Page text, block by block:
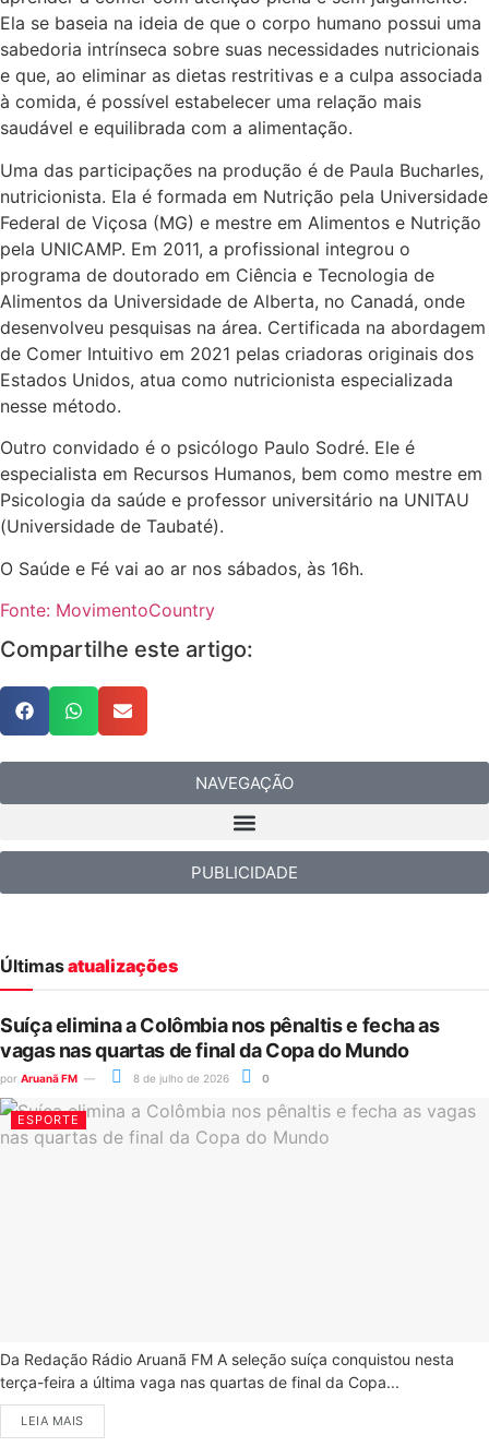
Ela se baseia na ideia de que o corpo humano possui uma
sabedoria intrínseca sobre suas necessidades nutricionais
e que, ao eliminar as dietas restritivas e a culpa associada
à comida, é possível estabelecer uma relação mais
saudável e equilibrada com a alimentação.
Uma das participações na produção é de Paula Bucharles,
nutricionista. Ela é formada em Nutrição pela Universidade
Federal de Viçosa (MG) e mestre em Alimentos e Nutrição
pela UNICAMP. Em 2011, a profissional integrou o
programa de doutorado em Ciência e Tecnologia de
Alimentos da Universidade de Alberta, no Canadá, onde
desenvolveu pesquisas na área. Certificada na abordagem
de Comer Intuitivo em 2021 pelas criadoras originais dos
Estados Unidos, atua como nutricionista especializada
nesse método.
Outro convidado é o psicólogo Paulo Sodré. Ele é
especialista em Recursos Humanos, bem como mestre em
Psicologia da saúde e professor universitário na UNITAU
(Universidade de Taubaté).
O Saúde e Fé vai ao ar nos sábados, às 16h.
Fonte: MovimentoCountry
Compartilhe este artigo:
NAVEGAÇÃO
PUBLICIDADE
Últimasatualizações
Suíça elimina a Colômbia nos pênaltis e fecha as
vagas nas quartas de final da Copa do Mundo
por Aruanã FM 8 de julho de 2026 0
ESPORTE
Da Redação Rádio Aruanã FM A seleção suíça conquistou nesta
terça-feira a última vaga nas quartas de final da Copa...
LEIA MAIS